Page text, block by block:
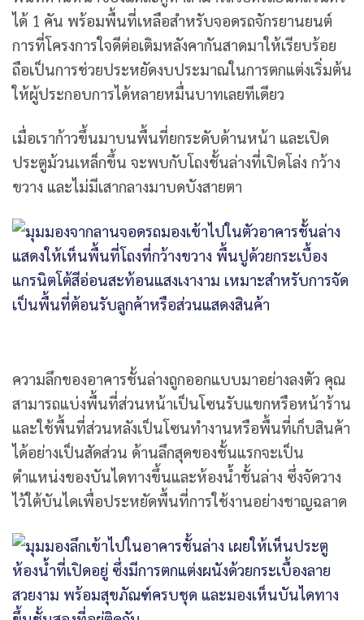
ได้ 1 คัน พร้อมพื้นที่เหลือสำหรับจอดรถจักรยานยนต์
การที่โครงการใจดีต่อเติมหลังคากันสาดมาให้เรียบร้อย
ถือเป็นการช่วยประหยัดงบประมาณในการตกแต่งเริ่มต้น
ให้ผู้ประกอบการได้หลายหมื่นบาทเลยทีเดียว
เมื่อเราก้าวขึ้นมาบนพื้นที่ยกระดับด้านหน้า และเปิด
ประตูม้วนเหล็กขึ้น จะพบกับโถงชั้นล่างที่เปิดโล่ง กว้าง
ขวาง และไม่มีเสากลางมาบดบังสายตา
ความลึกของอาคารชั้นล่างถูกออกแบบมาอย่างลงตัว คุณ
สามารถแบ่งพื้นที่ส่วนหน้าเป็นโซนรับแขกหรือหน้าร้าน
และใช้พื้นที่ส่วนหลังเป็นโซนทำงานหรือพื้นที่เก็บสินค้า
ได้อย่างเป็นสัดส่วน ด้านลึกสุดของชั้นแรกจะเป็น
ตำแหน่งของบันไดทางขึ้นและห้องน้ำชั้นล่าง ซึ่งจัดวาง
ไว้ใต้บันไดเพื่อประหยัดพื้นที่การใช้งานอย่างชาญฉลาด